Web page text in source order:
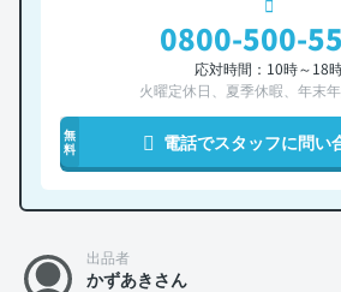
0800-500-
応対時間：10時～18
火曜定休日、夏季休暇、年末
無
料
電話でスタッフに問い
出品者
かずあきさん